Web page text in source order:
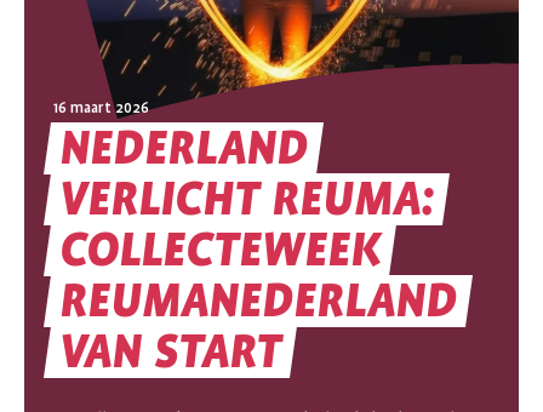
16 maart 2026
NEDERLAND
VERLICHT
REUMA:
NEDERLAND
VERLICHT REUMA:
COLLECTEWEEK
REUMANEDERLAND
VAN START